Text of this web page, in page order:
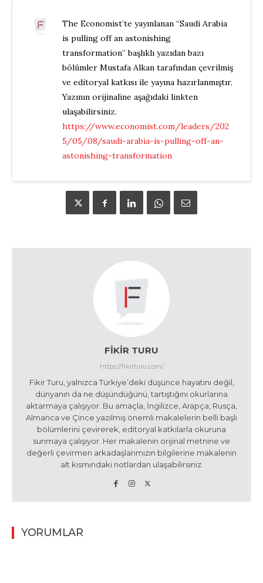
The Economist’te yayınlanan “Saudi Arabia
is pulling off an astonishing
transformation” başlıklı yazıdan bazı
bölümler Mustafa Alkan tarafından çevrilmiş
ve editoryal katkısı ile yayına hazırlanmıştır.
Yazının orijinaline aşağıdaki linkten
ulaşabilirsiniz.
https://www.economist.com/leaders/202
5/05/08/saudi-arabia-is-pulling-off-an-
astonishing-transformation
FIKIR TURU
https://fikirturu.com/
Fikir Turu, yalnızca Türkiye’deki düşünce hayatını değil,
dünyanın da ne düşündüğünü, tartıştığını okurlarına
aktarmaya çalışıyor. Bu amaçla, İngilizce, Arapça, Rusça,
Almanca ve Çince yazılmış önemli makalelerin belli başlı
bölümlerini çevirerek, editoryal katkılarla okuruna
sunmaya çalışıyor. Her makalenin orijinal metnine ve
değerli çevirmen arkadaşlarımızın bilgilerine makalenin
alt kısmındaki notlardan ulaşabilirsiniz.
YORUMLAR